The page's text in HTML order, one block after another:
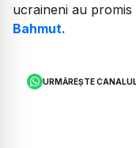
ucraineni au promis
Bahmut.
URMĂREȘTE